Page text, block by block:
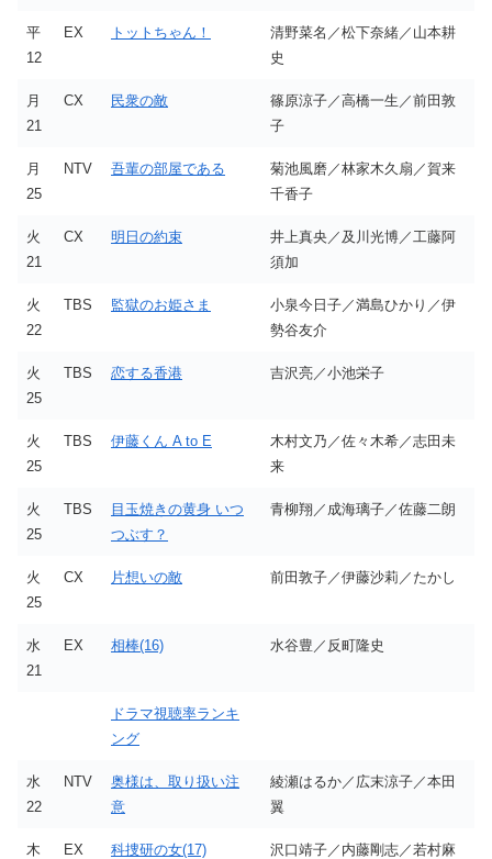
平
12
EX トットちゃん！
清野菜名／松下奈緒／山本耕
史
月
21
CX 民衆の敵
篠原涼子／高橋一生／前田敦
子
月
25
NTV 吾輩の部屋である
菊池風磨／林家木久扇／賀来
千香子
火
21
CX 明日の約束
井上真央／及川光博／工藤阿
須加
火
22
TBS 監獄のお姫さま
小泉今日子／満島ひかり／伊
勢谷友介
火
25
TBS 恋する香港 吉沢亮／小池栄子
火
25
TBS 伊藤くん A to E
木村文乃／佐々木希／志田未
来
火
25
TBS
目玉焼きの黄身 いつ
つぶす？
青柳翔／成海璃子／佐藤二朗
火
25
CX 片想いの敵 前田敦子／伊藤沙莉／たかし
水
21
EX 相棒(16) 水谷豊／反町隆史
ドラマ視聴率ランキ
ング
水
22
NTV
奥様は、取り扱い注
意
綾瀬はるか／広末涼子／本田
翼
木
EX 科捜研の女(17)
沢口靖子／内藤剛志／若村麻